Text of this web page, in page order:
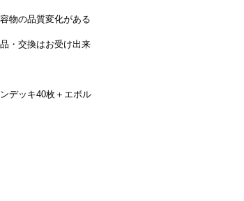
物の品質変化がある
・交換はお受け出来
デッキ40枚＋エボル